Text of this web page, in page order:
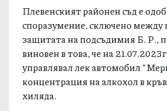
Плевенският районен съд е
споразумение, сключено между
защитата на подсъдимия Б. Р.,
виновен в това, че на
управлявал лек автомобил
концентрация на алкохол в
хиляда.